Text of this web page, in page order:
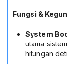
Fungsi &
System
utama
hitungan